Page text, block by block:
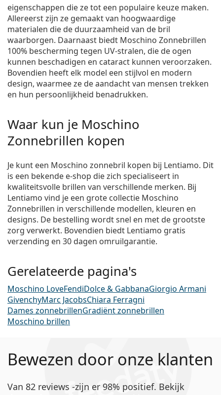
eigenschappen die ze tot een populaire keuze maken.
Allereerst zijn ze gemaakt van hoogwaardige
materialen die de duurzaamheid van de bril
waarborgen. Daarnaast biedt Moschino Zonnebrillen
100% bescherming tegen UV-stralen, die de ogen
kunnen beschadigen en cataract kunnen veroorzaken.
Bovendien heeft elk model een stijlvol en modern
design, waarmee ze de aandacht van mensen trekken
en hun persoonlijkheid benadrukken.
Waar kun je Moschino
Zonnebrillen kopen
Je kunt een Moschino zonnebril kopen bij Lentiamo. Dit
is een bekende e-shop die zich specialiseert in
kwaliteitsvolle brillen van verschillende merken. Bij
Lentiamo vind je een grote collectie Moschino
Zonnebrillen in verschillende modellen, kleuren en
designs. De bestelling wordt snel en met de grootste
zorg verwerkt. Bovendien biedt Lentiamo gratis
verzending en 30 dagen omruilgarantie.
Gerelateerde pagina's
Moschino LoveFendiDolce & GabbanaGiorgio Armani
GivenchyMarc JacobsChiara Ferragni
Dames zonnebrillenGradiënt zonnebrillen
Moschino brillen
Bewezen door onze klanten
Van 82 reviews -zijn er 98% positief. Bekijk